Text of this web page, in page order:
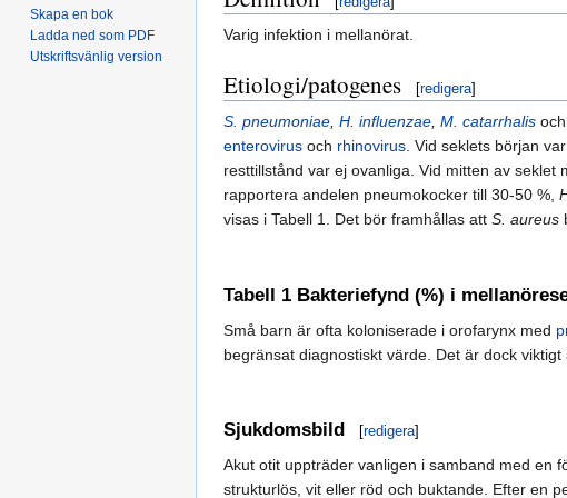
Varig infektion i mellanörat.
Etiologi/patogenes [redigera]
S. pneumoniae, H. influenzae, M. catarrhalis
enterovirus och rhinovirus. Vid seklets början var
resttillstånd var ej ovanliga. Vid mitten av seklet
rapportera andelen pneumokocker till 30-50 %,
visas i Tabell 1. Det bör framhållas att S. aureus
Tabell 1 Bakteriefynd (%) i
Små barn är ofta koloniserade i orofarynx med
begränsat diagnostiskt värde. Det är dock
Sjukdomsbild [redigera]
Akut otit uppträder vanligen i samband med en
strukturlös, vit eller röd och buktande. Efter en
Skapa en bok
Ladda ned som PDF
Utskriftsvänlig version